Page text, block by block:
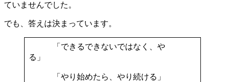
ていませんでした。
でも、答えは決まっています。
「できるできないではなく、や
る」
「やり始めたら、やり続ける」